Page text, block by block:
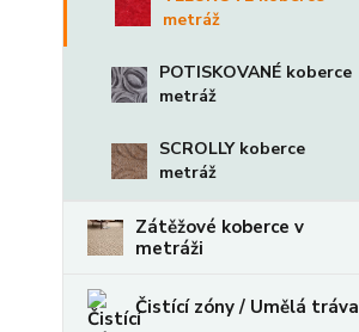
metráž
POTISKOVANÉ koberce
metráž
SCROLLY koberce
metráž
Zátěžové koberce v
metráži
Čistící zóny / Umělá tráva